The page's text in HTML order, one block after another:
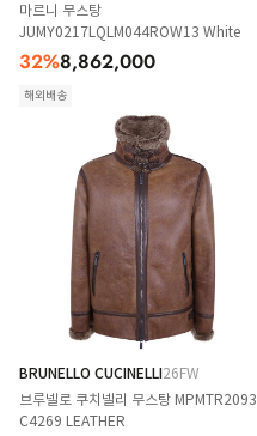
마르니 무스탕
JUMY0217LQLM044ROW13 White
32%8,862,000
해외배송
BRUNELLO CUCINELLI26FW
브루넬로 쿠치넬리 무스탕 MPMTR2093
C4269 LEATHER